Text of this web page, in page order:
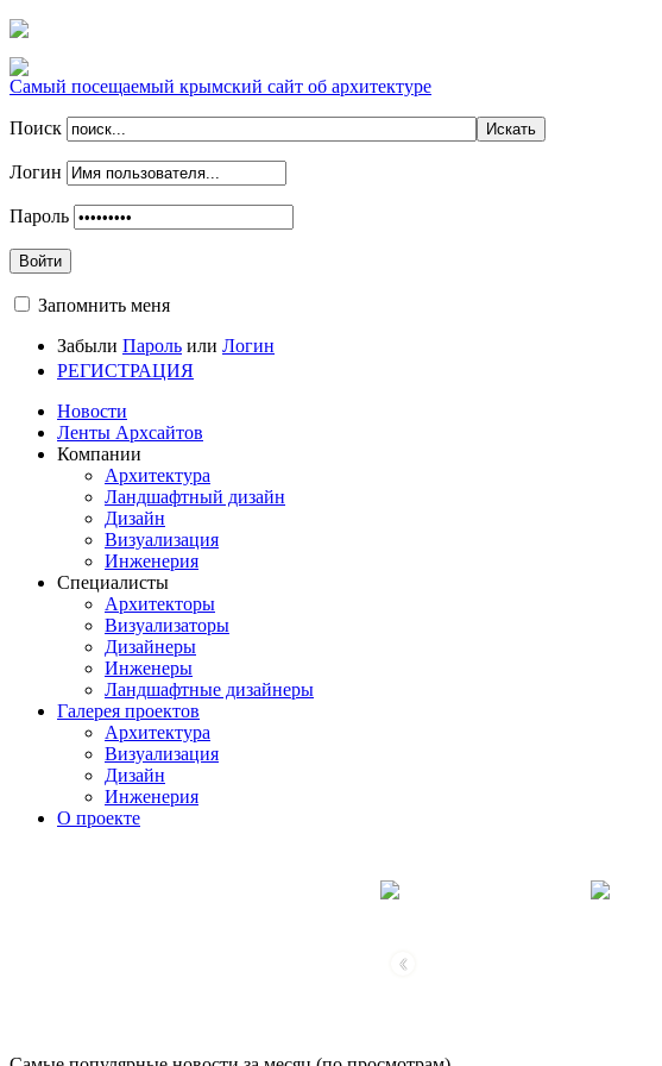
Самый посещаемый крымский сайт об архитектуре
Поиск
Логин
Пароль
Войти
Запомнить меня
Забыли Пароль или Логин
РЕГИСТРАЦИЯ
Новости
Ленты Архсайтов
Компании
Архитектура
Ландшафтный дизайн
Дизайн
Визуализация
Инженерия
Специалисты
Архитекторы
Визуализаторы
Дизайнеры
Инженеры
Ландшафтные дизайнеры
Галерея проектов
Архитектура
Визуализация
Дизайн
Инженерия
О проекте
‹